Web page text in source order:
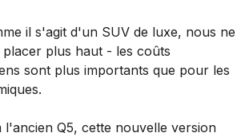
il s'agit d'un SUV de luxe, nous ne
plus haut - les coûts
sont plus importants que pour les
l'ancien Q5, cette nouvelle version